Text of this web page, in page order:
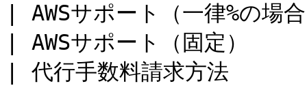
| AWSサポート（一律
| AWSサポート（固
| 代行手数料請求方